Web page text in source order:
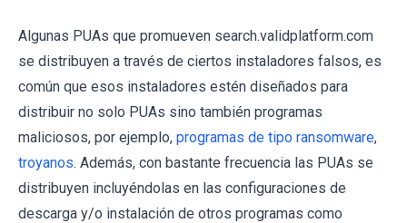
Algunas PUAs que promueven search.validplatform.com
se distribuyen a través de ciertos instaladores falsos, es
común que esos instaladores estén diseñados para
distribuir no solo PUAs sino también programas
maliciosos, por ejemplo, programas de tipo ransomware,
troyanos. Además, con bastante frecuencia las PUAs se
distribuyen incluyéndolas en las configuraciones de
descarga y/o instalación de otros programas como